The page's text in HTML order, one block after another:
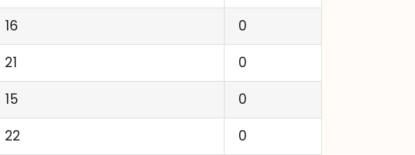
16
0
21
0
15
0
22
0